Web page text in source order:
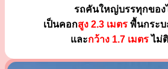
รถคันใหญ่บรรทุกของ
เป็นคอกสูง 2.3 เมตรพื้นกระบ
และกว้าง 1.7 เมตรไม่